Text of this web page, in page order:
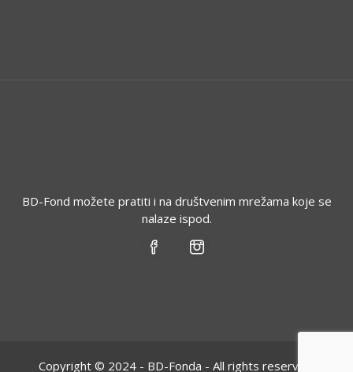
BD-Fond možete pratiti i na društvenim mrežama koje se
nalaze ispod.
Copyright © 2024 - BD-Fonda - All rights reserved.